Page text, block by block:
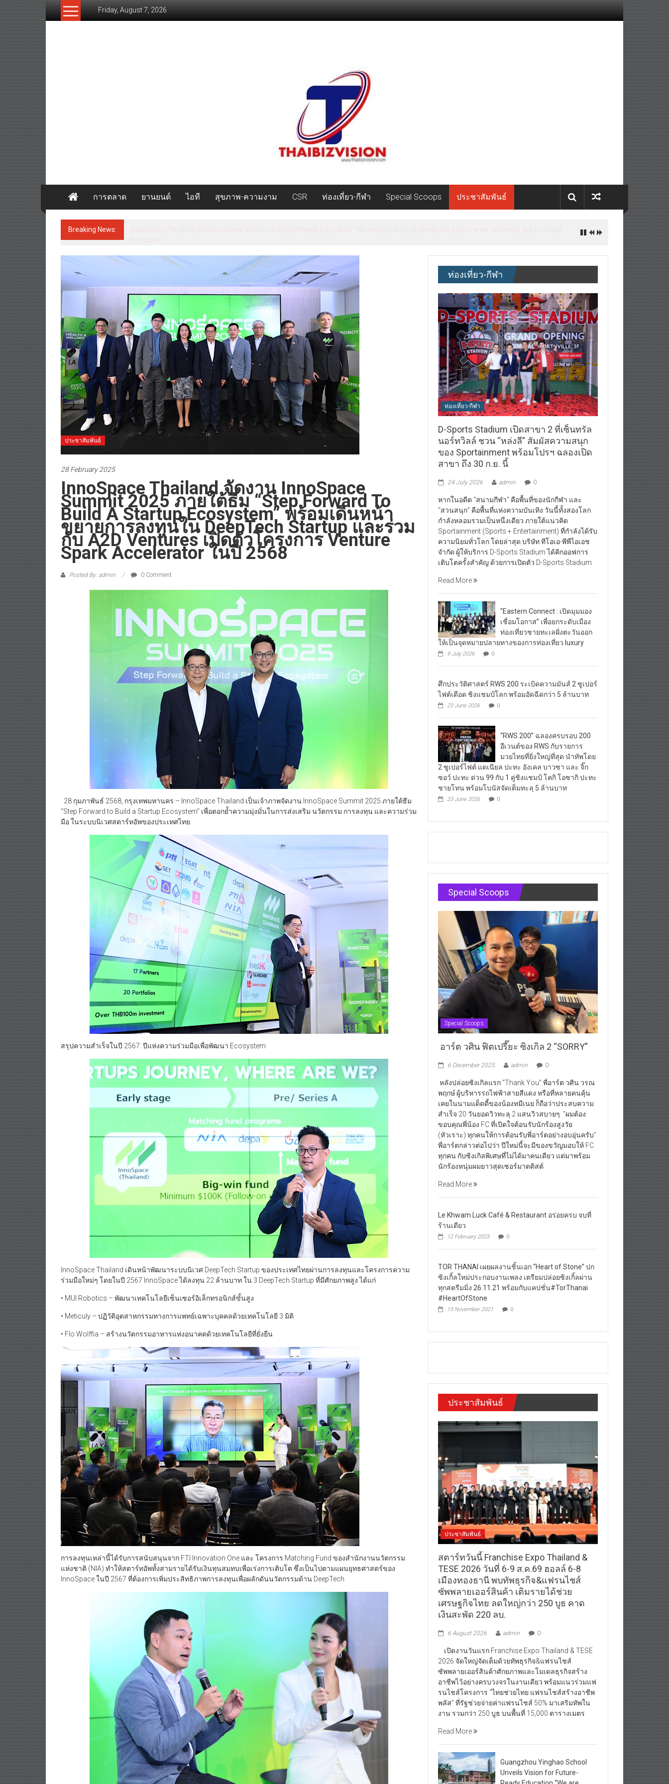
Friday, August 7, 2026
การตลาด ยานยนต์ ไอที สุขภาพ-ความงาม CSR ท่องเที่ยว-กีฬา Special Scoops ประชาสัมพันธ์
Breaking News:
ประชาสัมพันธ์
28 February 2025
InnoSpace Thailand จัดงาน InnoSpace
Summit 2025 ภายใต้ธีม “Step Forward To
Build A Startup Ecosystem” พร้อมเดินหน้า
ขยายการลงทุนใน DeepTech Startup และร่วม
กับ A2D Ventures เปิดตัวโครงการ Venture
Spark Accelerator ในปี 2568
Posted By: admin 0 Comment
28 กุมภาพันธ์ 2568, กรุงเทพมหานคร – InnoSpace Thailand เป็นเจ้าภาพจัดงาน InnoSpace Summit 2025 ภายใต้ธีม
“Step Forward to Build a Startup Ecosystem” เพื่อตอกย้ำความมุ่งมั่นในการส่งเสริม นวัตกรรม การลงทุน และความร่วม
มือ ในระบบนิเวศสตาร์ทอัพของประเทศไทย
สรุปความสำเร็จในปี 2567: ปีแห่งความร่วมมือเพื่อพัฒนา Ecosystem
InnoSpace Thailand เดินหน้าพัฒนาระบบนิเวศ DeepTech Startup ของประเทศไทยผ่านการลงทุนและโครงการความ
ร่วมมือใหม่ๆ โดยในปี 2567 InnoSpace ได้ลงทุน 22 ล้านบาท ใน 3 DeepTech Startup ที่มีศักยภาพสูง ได้แก่
• MUI Robotics – พัฒนาเทคโนโลยีเซ็นเซอร์อิเล็กทรอนิกส์ขั้นสูง
• Meticuly – ปฏิวัติอุตสาหกรรมทางการแพทย์เฉพาะบุคคลด้วยเทคโนโลยี 3 มิติ
• Flo Wolffia – สร้างนวัตกรรมอาหารแห่งอนาคตด้วยเทคโนโลยีที่ยั่งยืน
การลงทุนเหล่านี้ได้รับการสนับสนุนจาก FTI Innovation One และ โครงการ Matching Fund ของสำนักงานนวัตกรรม
แห่งชาติ (NIA) ทำให้สตาร์ทอัพทั้งสามรายได้รับเงินทุนสมทบเพื่อเร่งการเติบโต ซึ่งเป็นไปตามแผนยุทธศาสตร์ของ
InnoSpace ในปี 2567 ที่ต้องการเพิ่มประสิทธิภาพการลงทุนเพื่อผลักดันนวัตกรรมด้าน DeepTech
ท่องเที่ยว-กีฬา
ท่องเที่ยว-กีฬา
D-Sports Stadium เปิดสาขา 2 ที่เซ็นทรัล
นอร์ทวิลล์ ชวน “หล่งลี” สัมผัสความสนุก
ของ Sportainment พร้อมโปรฯ ฉลองเปิด
สาขา ถึง 30 ก.ย. นี้
24 July 2026 admin 0
หากในอดีต “สนามกีฬา” คือพื้นที่ของนักกีฬา และ
“สวนสนุก” คือพื้นที่แห่งความบันเทิง วันนี้ทั้งสองโลก
กำลังหลอมรวมเป็นหนึ่งเดียว ภายใต้แนวคิด
Sportainment (Sports + Entertainment) ที่กำลังได้รับ
ความนิยมทั่วโลก โดยล่าสุด บริษัท ทีโอเอ-พีพีไอเอช
จำกัด ผู้ให้บริการ D-Sports Stadium ได้คิกออฟการ
เติบโตครั้งสำคัญ ด้วยการเปิดตัว D-Sports Stadium
Read More
“Eastern Connect : เปิดมุมมอง
เชื่อมโอกาส” เพื่อยกระดับเมือง
ท่องเที่ยวชายทะเลฝั่งตะวันออก
ให้เป็นจุดหมายปลายทางของการท่องเที่ยว luxury
9 July 2026 0
ศึกประวัติศาสตร์ RWS 200 ระเบิดความมันส์ 2 ซูเปอร์
ไฟต์เดือด ชิงแชมป์โลก พร้อมอัดฉีดกว่า 5 ล้านบาท
23 June 2026 0
“RWS 200” ฉลองครบรอบ 200
อีเวนต์ของ RWS กับรายการ
มวยไทยที่ยิ่งใหญ่ที่สุด นำทัพโดย
2 ซูเปอร์ไฟต์ แดเนียล ปะทะ อังเคล บาวซา และ จิ๊ก
ซอว์ ปะทะ ด่วน 99 กับ 1 คู่ชิงแชมป์ โคกิ โอซากิ ปะทะ
ชายโทน พร้อมโบนัสจัดเต็มทะลุ 5 ล้านบาท
23 June 2026 0
Special Scoops
Special Scoops
อาร์ต วศิน ฟิตเปรี๊ยะ ซิงเกิล 2 “SORRY”
6 December 2025 admin 0
หลังปล่อยซิงเกิลแรก “Thank You” พี่อาร์ต วศิน วรณ
พฤกษ์ ผู้บริหารรถไฟฟ้าสายสีแดง หรือที่หลายคนคุ้น
เคยในนามแด็ดดี้ของน้องหมีเนย ก็ถือว่าประสบความ
สำเร็จ 20 วันยอดวิวทะลุ 2 แสนวิวสบายๆ “ผมต้อง
ขอบคุณพี่น้อง FC ที่เปิดใจต้อนรับนักร้องสูงวัย
(หัวเราะ) ทุกคนให้การต้อนรับพี่อาร์ตอย่างอบอุ่นครับ”
พี่อาร์ตกล่าวต่อไปว่า ปีใหม่นี้จะมีของขวัญมอบให้ FC
ทุกคน กับซิงเกิลพิเศษที่ไม่ได้มาคนเดียว แต่มาพร้อม
นักร้องหนุ่มผมยาวสุดเซอร์มาดติสต์
Read More
Le Khwam Luck Café & Restaurant อร่อยครบ จบที่
ร้านเดียว
12 February 2023 0
TOR THANAI เผยผลงานชิ้นเอก “Heart of Stone” ปก
ซิงเกิ้ลใหม่ประกอบงานเพลง เตรียมปล่อยซิงเกิ้ลผ่าน
ทุกสตรีมมิ่ง 26.11.21 พร้อมกับแคปชั่น#TorThanai
#HeartOfStone
15 November 2021 0
ประชาสัมพันธ์
ประชาสัมพันธ์
สตาร์ทวันนี้ Franchise Expo Thailand &
TESE 2026 วันที่ 6-9 ส.ค.69 ฮอลล์ 6-8
เมืองทองธานี พบทัพธุรกิจ&แฟรนไชส์
ซัพพลายเออร์สินค้า เติมรายได้ช่วย
เศรษฐกิจไทย ลดใหญ่กว่า 250 บูธ คาด
เงินสะพัด 220 ลบ.
6 August 2026 admin 0
เปิดงานวันแรก Franchise Expo Thailand & TESE
2026 จัดใหญ่จัดเต็มด้วยทัพธุรกิจ&แฟรนไชส์
ซัพพลายเออร์สินค้าศักยภาพและโมเดลธุรกิจสร้าง
อาชีพไว้อย่างครบวงจรในงานเดียว พร้อมแนวร่วมแฟ
รนไชส์โครงการ “ไทยช่วยไทย แฟรนไชส์สร้างอาชีพ
พลัส” ที่รัฐช่วยจ่ายค่าแฟรนไชส์ 50% มาเสริมทัพใน
งาน รวมกว่า 250 บูธ บนพื้นที่ 15,000 ตารางเมตร
Read More
Guangzhou Yinghao School
Unveils Vision for Future-